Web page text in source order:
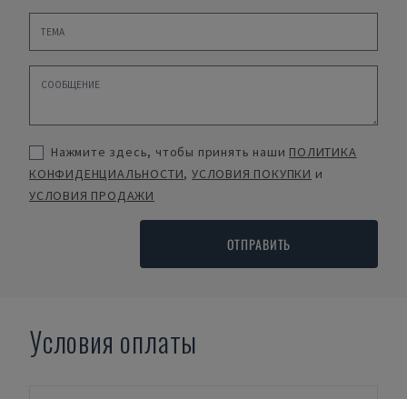
Нажмите здесь, чтобы принять наши ПОЛИТИКА
КОНФИДЕНЦИАЛЬНОСТИ,УСЛОВИЯ ПОКУПКИ и
УСЛОВИЯ ПРОДАЖИ
ОТПРАВИТЬ
Условия оплаты